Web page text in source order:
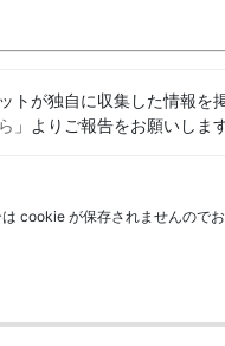
トが独自に収集した情報
」よりご報告をお願いします
cookie が保存されませんので